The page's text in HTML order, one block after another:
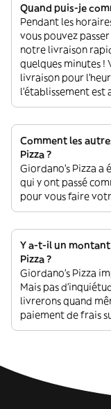
Quand puis-je
Pendant les
vous pouvez
notre livraison
quelques minutes !
livraison pour
l'établissement est
Comment les
Pizza ?
Giordano's Pizza a
qui y ont passé
pour vous faire
Y a-t-il un
Pizza ?
Giordano's Pizza
Mais pas
livrerons quand
paiement de frais